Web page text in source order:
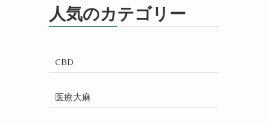
人気のカテゴリー
CBD
医療大麻